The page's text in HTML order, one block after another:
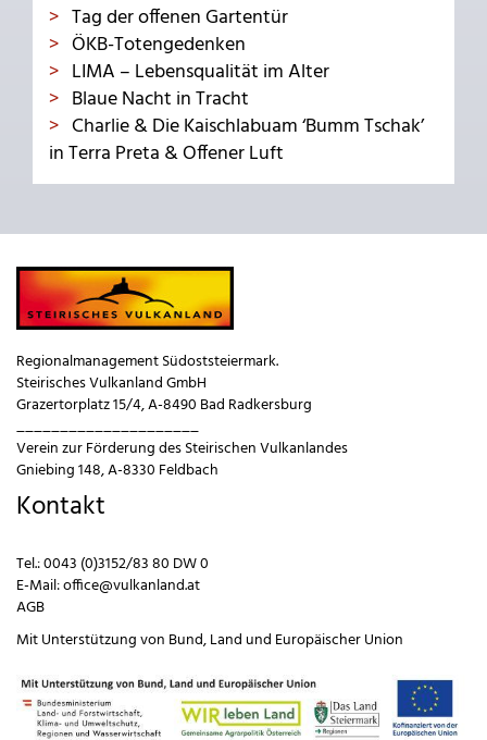
Tag der offenen Gartentür
ÖKB-Totengedenken
LIMA – Lebensqualität im Alter
Blaue Nacht in Tracht
Charlie & Die Kaischlabuam ‘Bumm Tschak’
in Terra Preta & Offener Luft
Regionalmanagement Südoststeiermark.
Steirisches Vulkanland GmbH
Grazertorplatz 15/4, A-8490 Bad Radkersburg
_____________________
Verein zur Förderung des Steirischen Vulkanlandes
Gniebing 148, A-8330 Feldbach
Kontakt
Tel.:0043 (0)3152/83 80 DW 0
E-Mail:office@vulkanland.at
AGB
Mit Unterstützung von Bund,Land und Europäischer Union